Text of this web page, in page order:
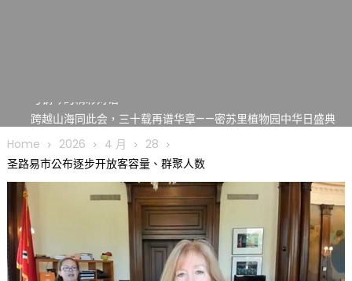
跨越山海同此会，三十载再谱华章——密苏里植物园中华日盛典
圣路易龙舟俱乐部5月16日龙舟体验日 邀请各界亲身体验划行乐
趣 + 水上竞速魅力
三十二载跨越时空的相逢
执掌密苏里植物园近四十年 致力推动全球植物多样性研究与中美
合作 Peter Raven 博士逝世 享年89岁
一晃三十年，初夏又相逢。中华日，等你来赴约 —— 密苏里植物
园“中华日三十周年特别报道（五）
Home 2026 4 月
28
圣路易市公布逐步开放客容量、群聚人数